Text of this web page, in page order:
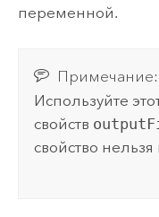
переменной.
Примечание:
Используйте
свойств
свойство